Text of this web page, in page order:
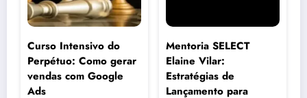
Curso Intensivo do
Perpétuo: Como gerar
vendas com Google
Ads
Mentoria SELECT
Elaine Vilar:
Estratégias de
Lançamento para